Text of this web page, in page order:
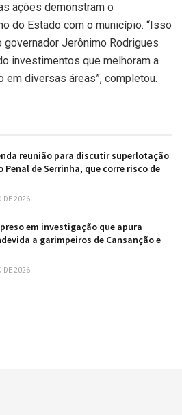
ações demonstram o
do Estado com o município. “Isso
governador Jerônimo Rodrigues
investimentos que melhoram a
em diversas áreas”, completou.
reunião para discutir superlotação
Penal de Serrinha, que corre risco de
DE 2026
em investigação que apura
a garimpeiros de Cansanção e
DE 2026